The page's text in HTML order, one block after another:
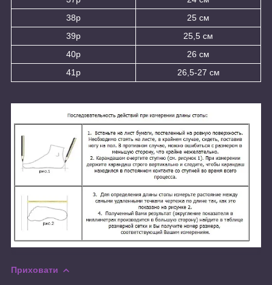
38р
25 см
39р
25,5 см
40р
26 см
41р
26,5-27 см
Приховати